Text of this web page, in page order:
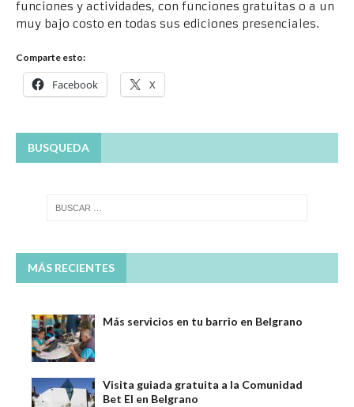
funciones y actividades, con funciones gratuitas o a un
muy bajo costo en todas sus ediciones presenciales.
Comparte esto:
Facebook X
BUSQUEDA
MÁS RECIENTES
Más servicios en tu barrio en Belgrano
Visita guiada gratuita a la Comunidad
Bet El en Belgrano